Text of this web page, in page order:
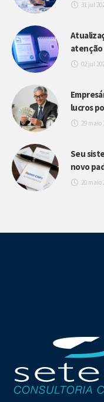
31 jul
atenção
02 jul
lucros
29 maio
Seu
novo
20 maio